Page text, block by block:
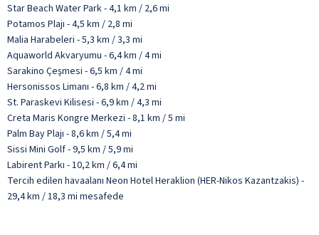
Star Beach Water Park - 4,1 km / 2,6 mi
Potamos Plajı - 4,5 km / 2,8 mi
Malia Harabeleri - 5,3 km / 3,3 mi
Aquaworld Akvaryumu - 6,4 km / 4 mi
Sarakino Çeşmesi - 6,5 km / 4 mi
Hersonissos Limanı - 6,8 km / 4,2 mi
St. Paraskevi Kilisesi - 6,9 km / 4,3 mi
Creta Maris Kongre Merkezi - 8,1 km / 5 mi
Palm Bay Plajı - 8,6 km / 5,4 mi
Sissi Mini Golf - 9,5 km / 5,9 mi
Labirent Parkı - 10,2 km / 6,4 mi
Tercih edilen havaalanı Neon Hotel Heraklion (HER-Nikos Kazantzakis) -
29,4 km / 18,3 mi mesafede